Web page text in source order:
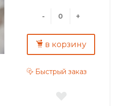
- +
в корзину
Быстрый заказ